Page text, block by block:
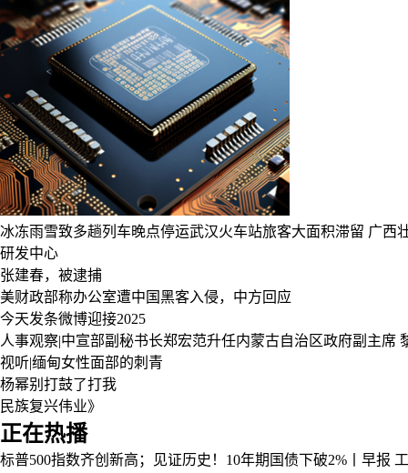
冰冻雨雪致多趟列车晚点停运武汉火车站旅客大面积滞留 广西
研发中心
张建春，被逮捕
美财政部称办公室遭中国黑客入侵，中方回应
今天发条微博迎接2025
人事观察|中宣部副秘书长郑宏范升任内蒙古自治区政府副主席
视听|缅甸女性面部的刺青
杨幂别打鼓了打我
民族复兴伟业》
正在热播
标普500指数齐创新高；见证历史！10年期国债下破2%丨早报